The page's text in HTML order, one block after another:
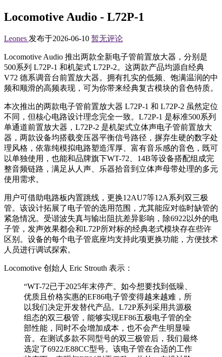
Locomotive Audio - L72P-1
Leones 发布于2026-06-10 暂无评论
Locomotive Audio 推出两款全新电子管前置放大器，分别是
500系列 L72P-1 和机架式 L72P-2。这两款产品均源自经典
V72 德系调音台前置放大器。拥有扎实的低频、饱满温润的中
频和顺滑的高频表现，可为你带来经典复古模块的音色特质。
本次推出的两款电子管前置放大器 L72P-1 和 L72P-2 虽然定位
不同，但核心电路设计理念完全一致。L72P-1 是标准500系列
单通道前置放大器，L72P-2 是机架式立体声电子管前置放大
器，两款设备均搭载变压器平衡信号路径，摒弃生硬的数字处
理风格，依靠纯模拟电路塑造浑厚、富有音乐感的音色，既可
以单独使用，也能和品牌旗下WT-72、14B等设备搭配组成完
整音频链路，满足从人声、乐器拾音到立体声母带处理的多元
使用需求。
用户可借助电路板内置跳线，更换12AU7等12A系列双三极
管。该设计拓展了电子管的选用范围，尤其能应对临时缺管的
紧急情况。受谐波失真与输出阻抗差异影响，除6922以外的电
子管，发声效果都会和L72P所对标的经典老式模块存在些许
区别。设备的每个电子管底座均支持此项更换功能，方便技术
人员进行调试探索。
Locomotive 创始人 Eric Strouth 表示：
“WT-72已于2025年末停产。如今想要找到低噪、
优质且价格实惠的EF86电子管变得越来越难，所
以我们决定开发替代产品。L72P系列采用共源极
组态的双三极管，能够实现EF86五极电子管的全
部性能，同时不会增加成本，也不会产生明显噪
音。在测试多款不同型号的双三极管后，我们最终
选定了6922/E88CC型号。该电子管在合适的工作